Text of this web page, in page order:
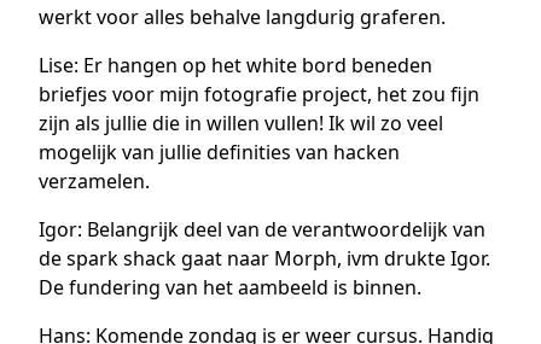
werkt voor alles behalve langdurig graferen.
Lise: Er hangen op het white bord beneden
briefjes voor mijn fotografie project, het zou fijn
zijn als jullie die in willen vullen! Ik wil zo veel
mogelijk van jullie definities van hacken
verzamelen.
Igor: Belangrijk deel van de verantwoordelijk van
de spark shack gaat naar Morph, ivm drukte Igor.
De fundering van het aambeeld is binnen.
Hans: Komende zondag is er weer cursus. Handig